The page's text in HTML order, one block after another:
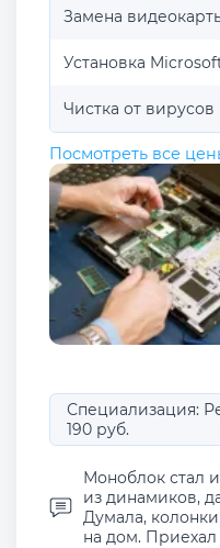
Замена
Установка
Чистка от вирусов
Посмотреть все
Специализация:
190 руб.
Моноблок стал
из динамиков,
Думала,
на дом. Приехал